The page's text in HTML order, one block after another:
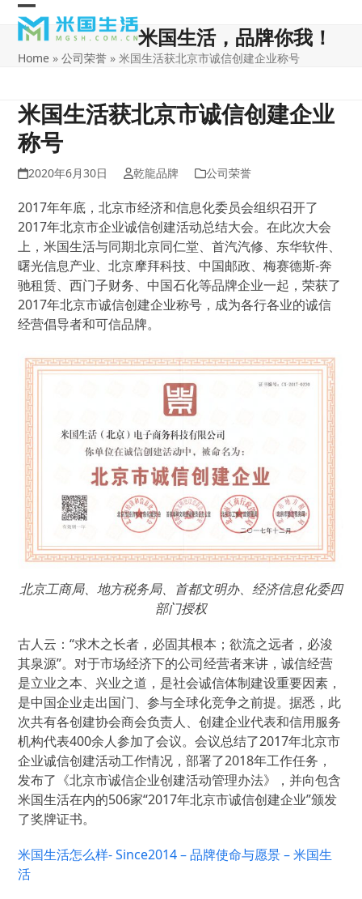
Skip
content
Open
mobile
Close
mobile
米国生活，品牌你我！
Home »公司荣誉 »米国生活获北京市诚信创建企业称号
米国生活获北京市诚信创建企业
称号
2020年6月30日 乾龍品牌 公司荣誉
2017年年底，北京市经济和信息化委员会组织召开了
2017年北京市企业诚信创建活动总结大会。在此次大会
上，米国生活与同期北京同仁堂、首汽汽修、东华软件、
曙光信息产业、北京摩拜科技、中国邮政、梅赛德斯-奔
驰租赁、西门子财务、中国石化等品牌企业一起，荣获了
2017年北京市诚信创建企业称号，成为各行各业的诚信
经营倡导者和可信品牌。
北京工商局、地方税务局、首都文明办、经济信息化委四
部门授权
古人云：“求木之长者，必固其根本；欲流之远者，必浚
其泉源”。对于市场经济下的公司经营者来讲，诚信经营
是立业之本、兴业之道，是社会诚信体制建设重要因素，
是中国企业走出国门、参与全球化竞争之前提。据悉，此
次共有各创建协会商会负责人、创建企业代表和信用服务
机构代表400余人参加了会议。会议总结了2017年北京市
企业诚信创建活动工作情况，部署了2018年工作任务，
发布了《北京市诚信企业创建活动管理办法》，并向包含
米国生活在内的506家“2017年北京市诚信创建企业”颁发
了奖牌证书。
米国生活怎么样- Since2014 – 品牌使命与愿景 – 米国生
活